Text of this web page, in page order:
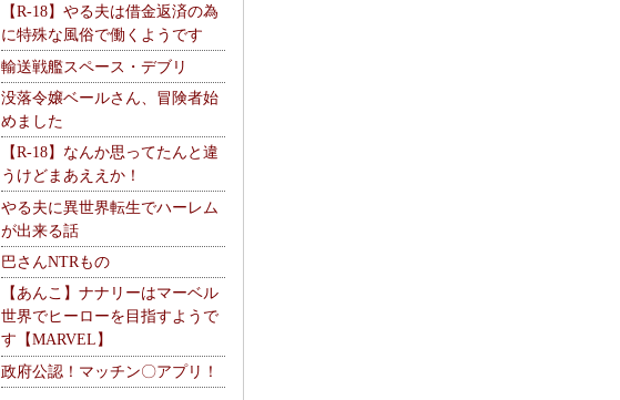
【R-18】やる夫は借金返済の為
に特殊な風俗で働くようです
輸送戦艦スペース・デブリ
没落令嬢ベールさん、冒険者始
めました
【R-18】なんか思ってたんと違
うけどまあええか！
やる夫に異世界転生でハーレム
が出来る話
巴さんNTRもの
【あんこ】ナナリーはマーベル
世界でヒーローを目指すようで
す【MARVEL】
政府公認！マッチン〇アプリ！